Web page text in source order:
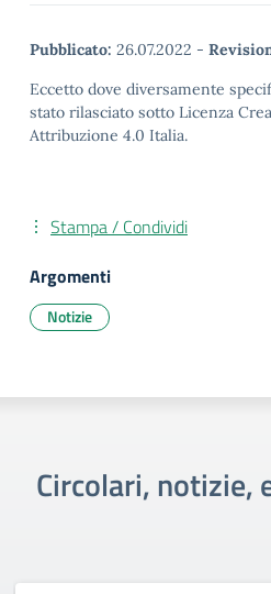
Pubblicato: 26.07.2022 -
Eccetto dove diversamente
stato rilasciato sotto Licenza
Attribuzione 4.0 Italia.
Stampa / Condividi
Argomenti
Notizie
Circolari, notizie,